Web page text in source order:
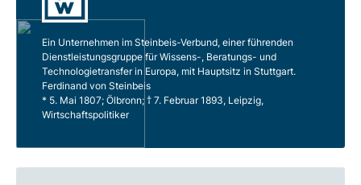
Ein Unternehmen im Steinbeis-Verbund, einer führenden
Dienstleistungsgruppe für Wissens-, Beratungs- und
Technologietransfer in Europa, mit Hauptsitz in Stuttgart.
Ferdinand von Steinbeis
* 5. Mai 1807; Ölbronn; † 7. Februar 1893, Leipzig,
Wirtschaftspolitiker